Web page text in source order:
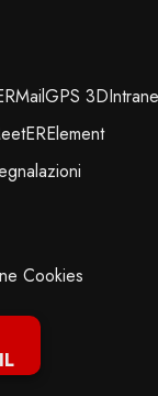
MailGPS 3D
Element
Cookies